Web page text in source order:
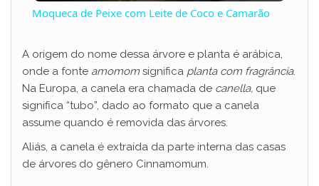
y
V
i
Moqueca de Peixe com Leite de Coco e Camarão
A origem do nome dessa árvore e planta é arábica,
onde a fonte amomom significa planta com fragrância.
Na Europa, a canela era chamada de canella, que
significa “tubo”, dado ao formato que a canela
assume quando é removida das árvores.
Aliás, a canela é extraída da parte interna das casas
de árvores do gênero Cinnamomum.